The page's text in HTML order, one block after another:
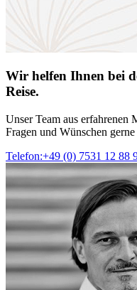
Wir helfen Ihnen bei
Reise.
Unser Team aus erfahrenen
Fragen und Wünschen
Telefon:+49 (0) 7531 12 88